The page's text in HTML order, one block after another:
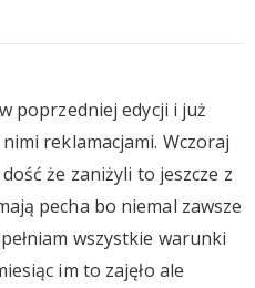
poprzedniej edycji i już
reklamacjami. Wczoraj
dość że zaniżyli to jeszcze z
pecha bo niemal zawsze
wszystkie warunki
im to zajęło ale